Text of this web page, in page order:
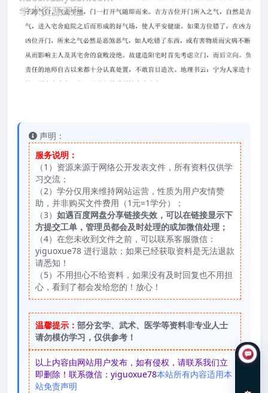
声明：
服务说明：
（1）资源来源于网络公开发表文件，所有资料仅供学
习交流；
（2）学分仅用来维持网站运营，性质为用户友情赞
助，并非购买文件费用（1元=1学分）；
（3） 如遇百度网盘分享链接失效，可以在链接显示下
方提交工单，管理员都会及时处理的或加微信处理；
（4）在您未收到文件之前，可以联系客服微信：
yiguoxue78 进行退款；如果已经获取资料是无法退款
请悉知！
（5）不用担心不给资料，如果没有及时回复也不用担
心，看到了都会发给您的！放心！
温馨提示： 部分玄学、武术、医学等资料非专业人士
请勿模仿学习，仅供参考！
以上内容由网站用户发布，如有侵权，请联系我们立
即删除！联系微信：yiguoxue78本站所有内容适用本
站免责声明